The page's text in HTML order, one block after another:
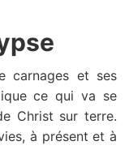
carnages et ses
ce qui va se
Christ sur terre.
à présent et à